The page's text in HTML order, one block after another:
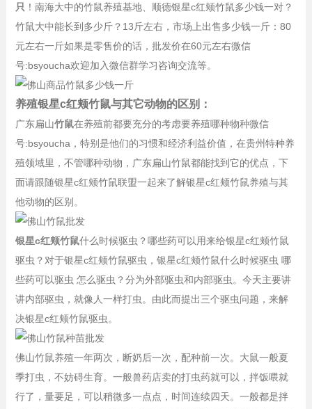
只 ！南海大中的竹鼠养殖基地、顺德银星c红颊竹鼠多少钱一对？
竹鼠大中能长到多少斤？13斤左右，市场上出售多少钱一斤：80
元左右一斤如果是零售价的话，批发价在60元左右微信
号:bsyoucha欢迎加入微信群学习咨询交流等。
养殖银星c红颊竹鼠与其它动物的区别：
广东扁山竹鼠在养殖前都要充分的考虑要养殖哪种物种微信
号:bsyoucha，特别是他们的习惯和经济利益价值，在贵州特种养
殖领域里，不管哪种动物，广东扁山竹鼠都能找到它的优点，下
面请跟随银星c红颊竹鼠联盟一起来了解银星c红颊竹鼠养殖与其
他动物的区别。
银星c红颊竹鼠什么时候驱虫？哪些药可以用来给银星c红颊竹鼠
驱虫？对于银星c红颊竹鼠驱虫，银星c红颊竹鼠什么时候驱虫 哪
些药可以驱虫 怎么驱虫？分为外部驱虫和内部驱虫。今天主要讲
讲内部驱虫，就像人一样打虫。由此而提出三个驱虫问题，来解
决银星c红颊竹鼠驱虫。
佛山竹鼠养殖一年两次，断奶后一次，配种前一次。大鼠一般夏
季打虫，不妨碍生育。一般兽药店卖的打虫药就可以，拌饭喂就
行了，量要足，可以稍微多一点点，时间连续四天。一般都是拌